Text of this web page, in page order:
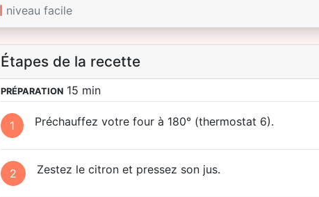
niveau facile
Étapes de la recette
PRÉPARATION 15 min
1 Préchauffez votre four à 180° (thermostat 6).
2 Zestez le citron et pressez son jus.